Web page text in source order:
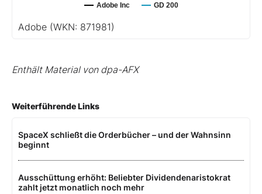
Adobe Inc GD 200
Adobe (WKN: 871981)
Enthält Material von dpa-AFX
Weiterführende Links
SpaceX schließt die Orderbücher – und der Wahnsinn
beginnt
Ausschüttung erhöht: Beliebter Dividendenaristokrat
zahlt jetzt monatlich noch mehr